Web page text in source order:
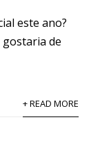
este ano?
gostaria de
+ READ MORE